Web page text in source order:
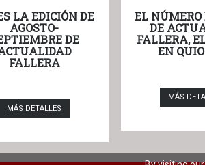
LA EDICIÓN DE
AGOSTO-
DE
FALLERA
MÁS DETALLES
EL
DE
FALLERA,
EN
MÁS